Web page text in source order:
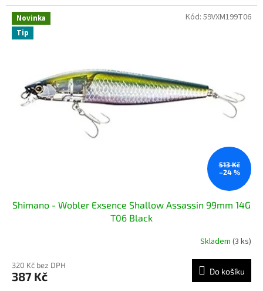
Novinka
Tip
513 Kč
–24 %
Shimano - Wobler Exsence Shallow Assassin 99mm 14G
T06 Black
Skladem (3 ks)
320 Kč bez DPH
387 Kč Do košíku
Kód: 59VXM199T06